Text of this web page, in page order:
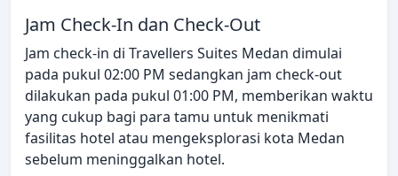
Jam Check-In dan Check-Out
Jam check-in di Travellers Suites Medan dimulai
pada pukul 02:00 PM sedangkan jam check-out
dilakukan pada pukul 01:00 PM, memberikan waktu
yang cukup bagi para tamu untuk menikmati
fasilitas hotel atau mengeksplorasi kota Medan
sebelum meninggalkan hotel.